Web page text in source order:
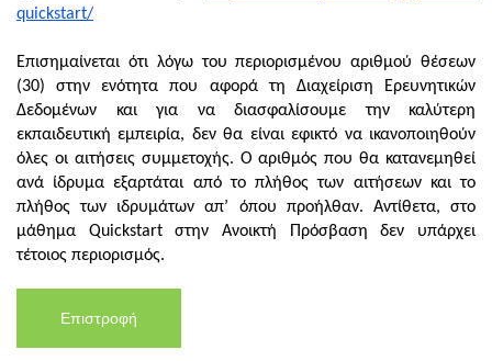
quickstart/
Επισημαίνεται ότι λόγω του περιορισμένου αριθμού θέσεων
(30) στην ενότητα που αφορά τη Διαχείριση Ερευνητικών
Δεδομένων και για να διασφαλίσουμε την καλύτερη
εκπαιδευτική εμπειρία, δεν θα είναι εφικτό να ικανοποιηθούν
όλες οι αιτήσεις συμμετοχής. Ο αριθμός που θα κατανεμηθεί
ανά ίδρυμα εξαρτάται από το πλήθος των αιτήσεων και το
πλήθος των ιδρυμάτων απ’ όπου προήλθαν. Αντίθετα, στο
μάθημα Quickstart στην Ανοικτή Πρόσβαση δεν υπάρχει
τέτοιος περιορισμός.
Επιστροφή